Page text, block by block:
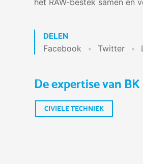
het RAW-bestek samen en
DELEN
Facebook Twitter
De expertise van
CIVIELE TECHNIEK